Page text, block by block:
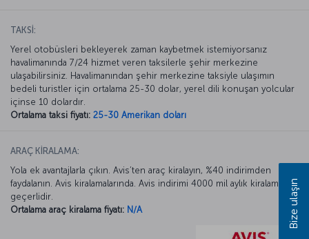
TAKSİ:
Yerel otobüsleri bekleyerek zaman kaybetmek istemiyorsanız
havalimanında 7/24 hizmet veren taksilerle şehir merkezine
ulaşabilirsiniz. Havalimanından şehir merkezine taksiyle ulaşımın
bedeli turistler için ortalama 25-30 dolar, yerel dili konuşan yolcular
içinse 10 dolardır.
Ortalama taksi fiyatı: 25-30 Amerikan doları
ARAÇ KİRALAMA:
Yola ek avantajlarla çıkın. Avis’ten araç kiralayın, %40 indirimden
faydalanın. Avis kiralamalarında. Avis indirimi 4000 mil aylık kiralamada
geçerlidir.
Ortalama araç kiralama fiyatı: N/A Bize ulaşın